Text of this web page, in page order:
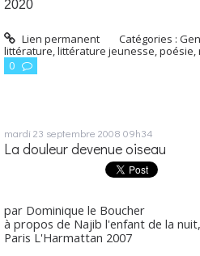
2020
Lien permanent Catégories :
littérature,littérature jeunesse,poésie,
0
mardi 23 septembre 2008 09h34
La douleur devenue oiseau
par Dominique le Boucher
à propos de Najib l'enfant de la nuit
Paris L'Harmattan 2007